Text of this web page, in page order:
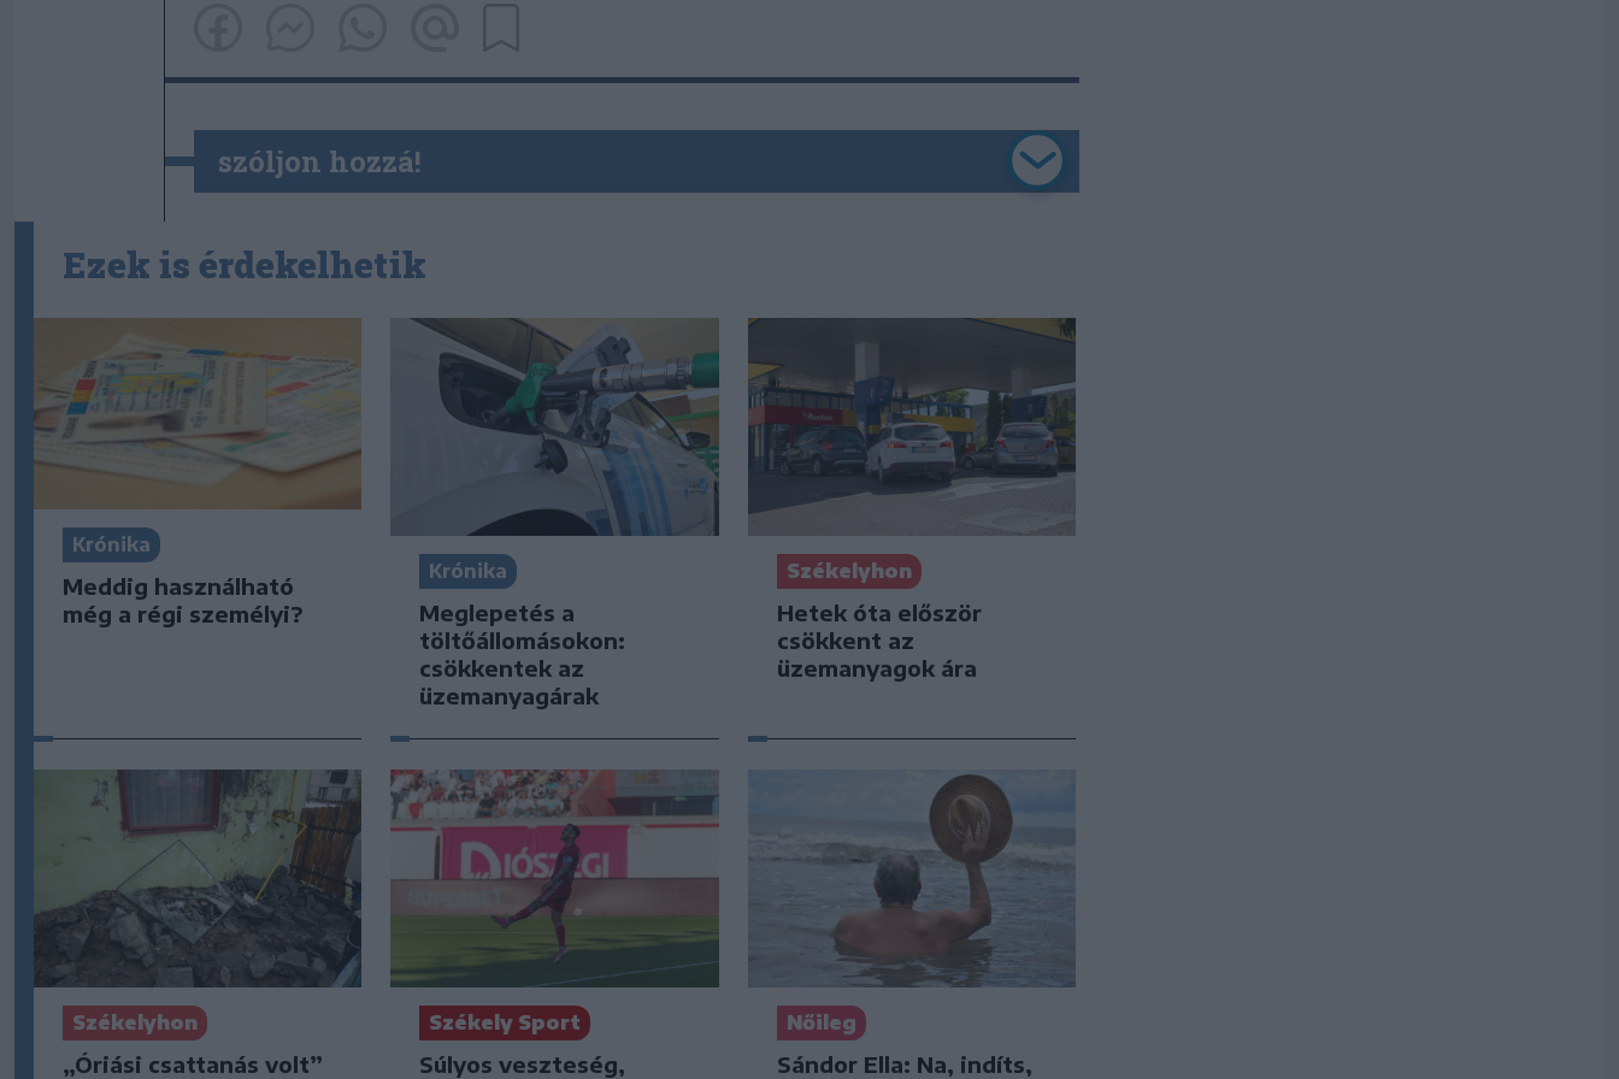
szóljon hozzá!
Ezek is érdekelhetik
Krónika
Meddig használható
még a régi személyi?
Krónika
Meglepetés a
töltőállomásokon:
csökkentek az
üzemanyagárak
Székelyhon
Hetek óta először
csökkent az
üzemanyagok ára
Székelyhon
„Óriási csattanás volt”
Székely Sport
Súlyos veszteség,
Nőileg
Sándor Ella: Na, indíts,